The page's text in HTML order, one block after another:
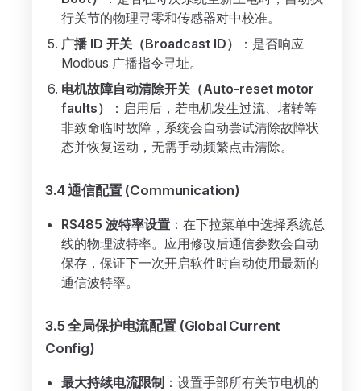
行关节的物理寻零和传感器对中校准。
广播 ID 开关（Broadcast ID）
：是否响应
Modbus 广播指令寻址。
电机故障自动清除开关（Auto-reset motor
faults）
：启用后，若电机发生过流、堵转等
非致命临时故障，系统会自动尝试清除故障状
态并恢复运动，无需手动频繁点击清除。
3.4 通信配置 (Communication)
RS485 波特率设置 ：在下拉菜单中选择系统总
线的物理波特率。应用修改后通信参数会自动
保存，保证下一次开启软件时自动使用最新的
通信波特率。
3.5 全局保护电流配置 (Global Current
Config)
最大持续电流限制 ：设置手部所有关节电机的